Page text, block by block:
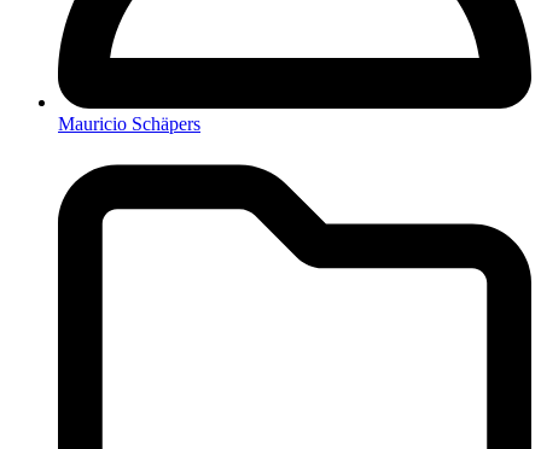
Mauricio Schäpers